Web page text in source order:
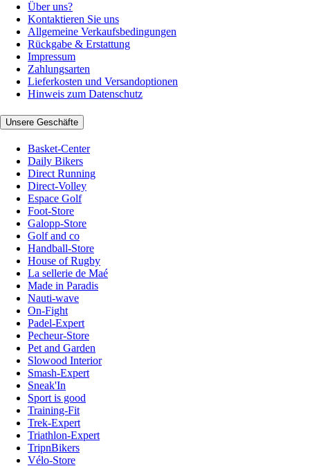
Über uns?
Kontaktieren Sie uns
Allgemeine Verkaufsbedingungen
Rückgabe & Erstattung
Impressum
Zahlungsarten
Lieferkosten und Versandoptionen
Hinweis zum Datenschutz
Unsere Geschäfte
Basket-Center
Daily Bikers
Direct Running
Direct-Volley
Espace Golf
Foot-Store
Galopp-Store
Golf and co
Handball-Store
House of Rugby
La sellerie de Maé
Made in Paradis
Nauti-wave
On-Fight
Padel-Expert
Pecheur-Store
Pet and Garden
Slowood Interior
Smash-Expert
Sneak'In
Sport is good
Training-Fit
Trek-Expert
Triathlon-Expert
TripnBikers
Vélo-Store